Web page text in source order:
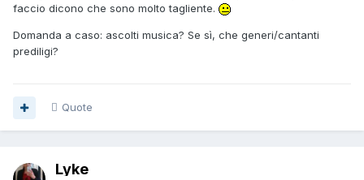
faccio dicono che sono molto tagliente.
Domanda a caso: ascolti musica? Se sì, che generi/cantanti
prediligi?
Quote
Lyke